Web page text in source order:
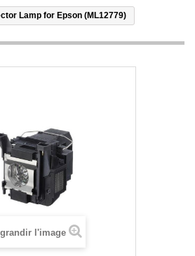
Lamp for Epson (ML12779)
l'image